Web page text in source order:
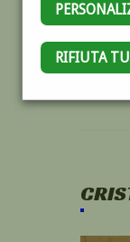
RIFIUTA